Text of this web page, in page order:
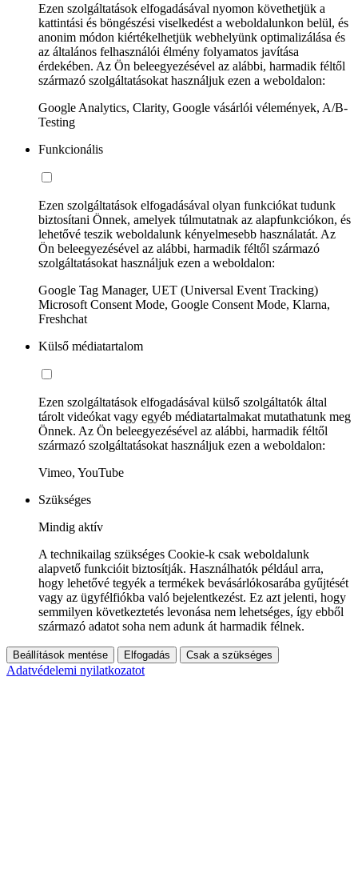
Ezen szolgáltatások elfogadásával nyomon követhetjük a
kattintási és böngészési viselkedést a weboldalunkon belül, és
anonim módon kiértékelhetjük webhelyünk optimalizálása és
az általános felhasználói élmény folyamatos javítása
érdekében. Az Ön beleegyezésével az alábbi, harmadik féltől
származó szolgáltatásokat használjuk ezen a weboldalon:
Google Analytics, Clarity, Google vásárlói vélemények, A/B-
Testing
Funkcionális
Ezen szolgáltatások elfogadásával olyan funkciókat tudunk
biztosítani Önnek, amelyek túlmutatnak az alapfunkciókon, és
lehetővé teszik weboldalunk kényelmesebb használatát. Az
Ön beleegyezésével az alábbi, harmadik féltől származó
szolgáltatásokat használjuk ezen a weboldalon:
Google Tag Manager, UET (Universal Event Tracking)
Microsoft Consent Mode, Google Consent Mode, Klarna,
Freshchat
Külső médiatartalom
Ezen szolgáltatások elfogadásával külső szolgáltatók által
tárolt videókat vagy egyéb médiatartalmakat mutathatunk meg
Önnek. Az Ön beleegyezésével az alábbi, harmadik féltől
származó szolgáltatásokat használjuk ezen a weboldalon:
Vimeo, YouTube
Szükséges
Mindig aktív
A technikailag szükséges Cookie-k csak weboldalunk
alapvető funkcióit biztosítják. Használhatók például arra,
hogy lehetővé tegyék a termékek bevásárlókosarába gyűjtését
vagy az ügyfélfiókba való bejelentkezést. Ez azt jelenti, hogy
semmilyen következtetés levonása nem lehetséges, így ebből
származó adatot soha nem adunk át harmadik félnek.
Beállítások mentése Elfogadás Csak a szükséges
Adatvédelemi nyilatkozatot